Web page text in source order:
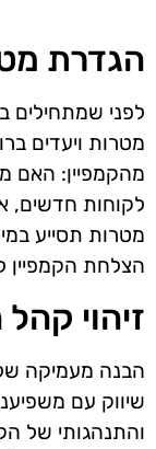
הגדרת
לפני שמתחילים
מטרות ויעדים
מהקמפיין: האם
לקוחות חדשים,
מטרות תסייע
הצלחת הקמפיין
זיהוי
הבנה מעמיקה
שיווק עם
והתנהגותי של